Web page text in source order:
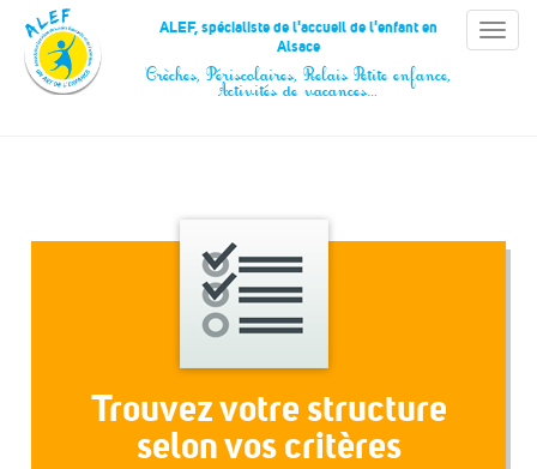
Panneau de gestion des cookies
Toggle
ALEF, spécialiste de l'accueil de l'enfant en
Alsace
Crèches, Périscolaires, Relais Petite enfance,
Activités de vacances…
Trouvez votre structure
selon vos critères